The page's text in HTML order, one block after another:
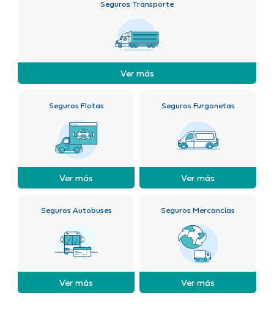
Seguros Transporte
Ver más
Seguros Flotas
Ver más
Seguros Furgonetas
Ver más
Seguros Autobuses
Ver más
Seguros Mercancías
Ver más